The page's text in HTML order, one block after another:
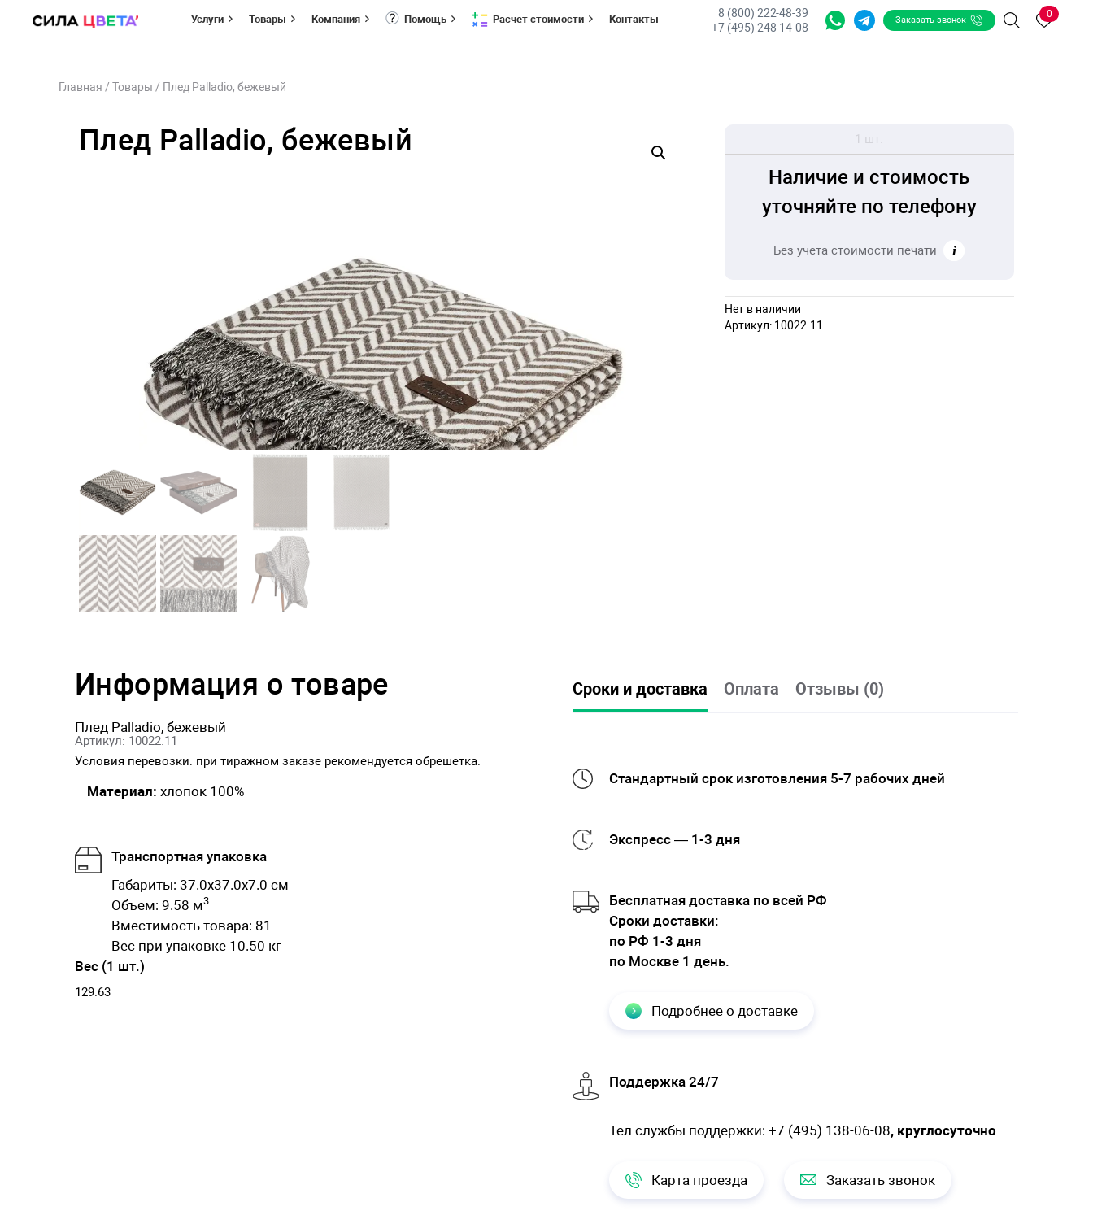
Услуги Товары Компания Помощь Расчет стоимости Контакты
8 (800) 222-48-39
+7 (495) 248-14-08
Заказать звонок
Поиск
0
Главная / Товары / Плед Palladio, бежевый
Плед Palladio, бежевый 1 шт.
Наличие и стоимость
уточняйте по телефону
Без учета стоимости печати
Нет в наличии
Артикул: 10022.11
Информация о товаре
Плед Palladio, бежевый
Артикул: 10022.11
Условия перевозки: при тиражном заказе рекомендуется обрешетка.
Материал: хлопок 100%
Транспортная упаковка
Габариты: 37.0x37.0x7.0 см
Объем: 9.58 м3
Вместимость товара: 81
Вес при упаковке 10.50 кг
Вес (1 шт.)
129.63
Сроки и доставка Оплата Отзывы (0)
Стандартный срок изготовления 5-7 рабочих дней
Экспресс — 1-3 дня
Бесплатная доставка по всей РФ
Cроки доставки:
по РФ 1-3 дня
по Москве 1 день.
Подробнее о доставке
Поддержка 24/7
Тел службы поддержки: +7 (495) 138-06-08, круглосуточно
Карта проезда Заказать звонок